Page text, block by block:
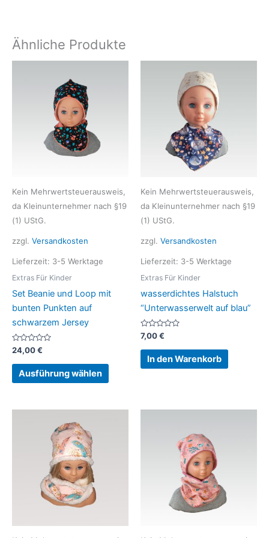
Ähnliche Produkte
Kein Mehrwertsteuerausweis,
da Kleinunternehmer nach §19
(1) UStG.
zzgl. Versandkosten
Lieferzeit: 3-5 Werktage
Extras Für Kinder
Set Beanie und Loop mit
bunten Punkten auf
schwarzem Jersey
Bewertet
mit
0
von
24,00€
Ausführung wählen
auf
der
Produktseite
Kein Mehrwertsteuerausweis,
da Kleinunternehmer nach §19
(1) UStG.
zzgl. Versandkosten
Lieferzeit: 3-5 Werktage
Extras Für Kinder
wasserdichtes Halstuch
“Unterwasserwelt auf blau”
Bewertet
mit
0
von
7,00€
In den Warenkorb